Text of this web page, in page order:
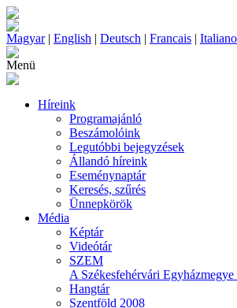
Magyar| English | Deutsch | Francais | Italiano
Menü
Híreink
Programajánló
Beszámolóink
Legutóbbi bejegyzések
Állandó híreink
Eseménynaptár
Keresés, szűrés
Ünnepkörök
Média
Képtár
Videótár
SZEM
A Székesfehérvári
Hangtár
Szentföld 2008